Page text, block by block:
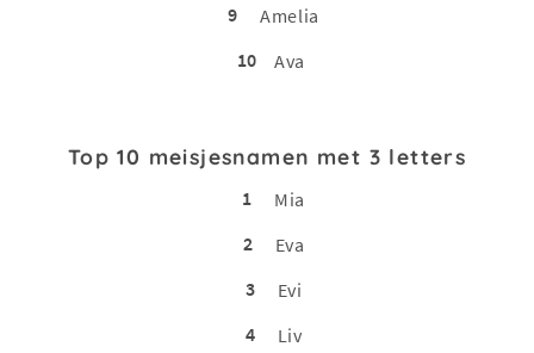
9
Amelia
10
Ava
Top 10 meisjesnamen met 3 letters
1
Mia
2
Eva
3
Evi
4
Liv